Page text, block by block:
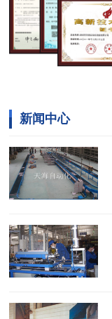
新闻中心